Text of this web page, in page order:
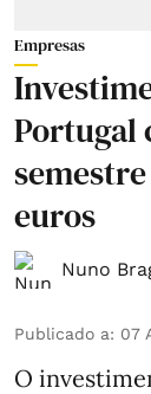
Empresas
Portugal
euros
Nuno
Publicado a: 07
O